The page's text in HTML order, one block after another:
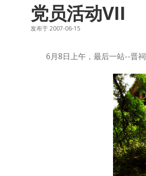
党员活动VII
发布于 2007-06-15
6月8日上午，最后一站--晋祠